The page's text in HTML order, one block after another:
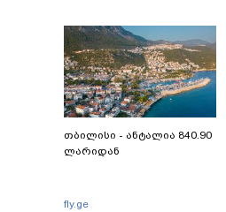
თბილისი - ანტალია 840.90
ლარიდან
fly.ge